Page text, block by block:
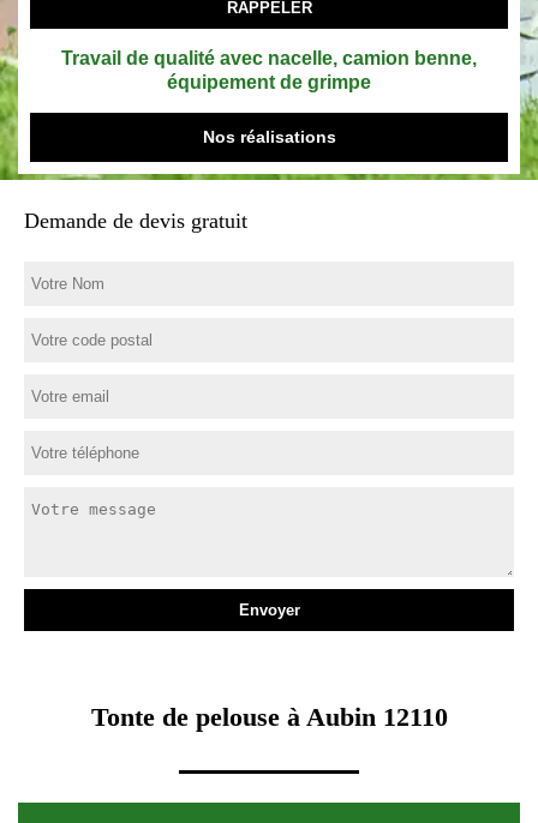
Travail de qualité avec nacelle, camion benne,
équipement de grimpe
Nos réalisations
Demande de devis gratuit
Tonte de pelouse à Aubin 12110